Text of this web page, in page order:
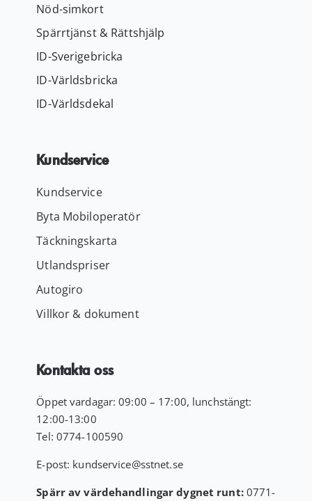
Nöd-simkort
Spärrtjänst & Rättshjälp
ID-Sverigebricka
ID-Världsbricka
ID-Världsdekal
Kundservice
Kundservice
Byta Mobiloperatör
Täckningskarta
Utlandspriser
Autogiro
Villkor & dokument
Kontakta oss
Öppet vardagar: 09:00 – 17:00, lunchstängt:
12:00-13:00
Tel: 0774-100590
E-post: kundservice@sstnet.se
Spärr av värdehandlingar dygnet runt:0771-